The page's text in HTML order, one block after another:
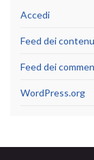
Accedi
Feed dei
Feed dei
WordPress.org